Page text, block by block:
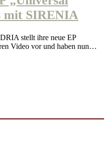
mit SIRENIA
stellt ihre neue EP
Video vor und haben nun…